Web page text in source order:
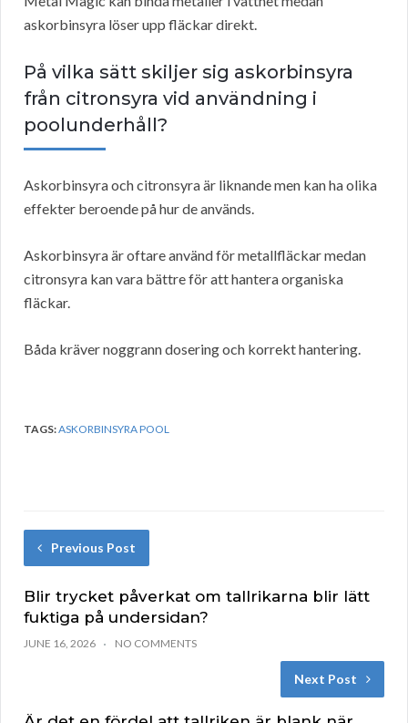
askorbinsyra löser upp fläckar direkt.
På vilka sätt skiljer sig askorbinsyra
från citronsyra vid användning i
poolunderhåll?
Askorbinsyra och citronsyra är liknande men kan ha olika
effekter beroende på hur de används.
Askorbinsyra är oftare använd för metallfläckar medan
citronsyra kan vara bättre för att hantera organiska
fläckar.
Båda kräver noggrann dosering och korrekt hantering.
TAGS:ASKORBINSYRA POOL
Previous Post
Blir trycket påverkat om tallrikarna blir lätt
fuktiga på undersidan?
JUNE 16, 2026 NO COMMENTS
Next Post